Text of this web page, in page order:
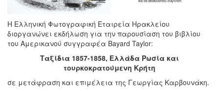
Η Ελληνική Φωτογραφική Εταιρεία Ηρακλείου
διοργανώνει εκδήλωση για την παρουσίαση του βιβλίου
του Αμερικανού συγγραφέα Bayard Taylor:
Ταξίδια 1857-1858, Ελλάδα Ρωσία και
τουρκοκρατούμενη Κρήτη
σε μετάφραση και επιμέλεια της Γεωργίας Καρβουνάκη.